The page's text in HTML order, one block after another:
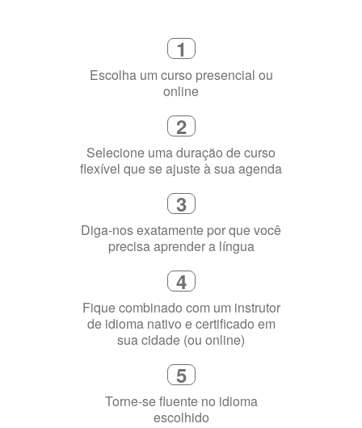
1
Escolha um curso presencial ou
online
2
Selecione uma duração de curso
flexível que se ajuste à sua agenda
3
Diga-nos exatamente por que você
precisa aprender a língua
4
Fique combinado com um instrutor
de idioma nativo e certificado em
sua cidade (ou online)
5